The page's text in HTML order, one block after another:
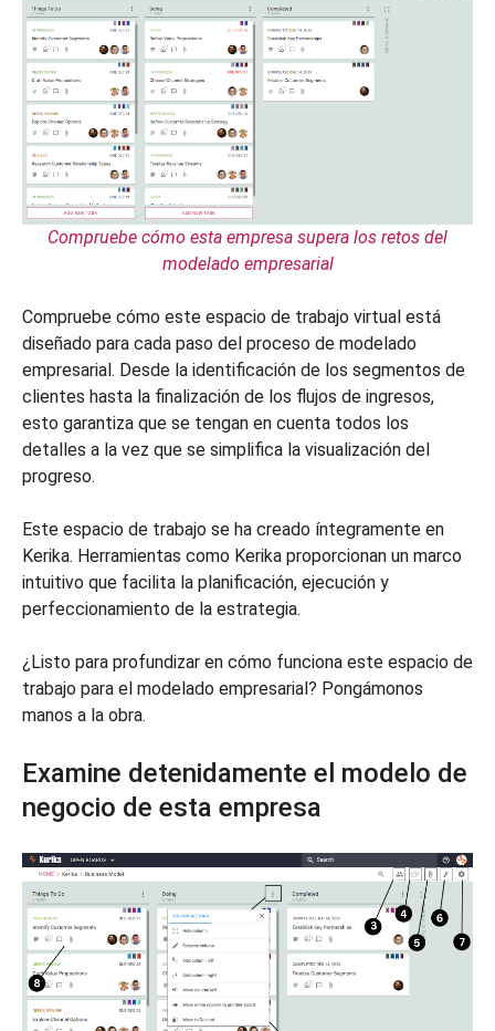
Compruebe cómo esta empresa supera los retos del
modelado empresarial
Compruebe cómo este espacio de trabajo virtual está
diseñado para cada paso del proceso de modelado
empresarial. Desde la identificación de los segmentos de
clientes hasta la finalización de los flujos de ingresos,
esto garantiza que se tengan en cuenta todos los
detalles a la vez que se simplifica la visualización del
progreso.
Este espacio de trabajo se ha creado íntegramente en
Kerika. Herramientas como Kerika proporcionan un marco
intuitivo que facilita la planificación, ejecución y
perfeccionamiento de la estrategia.
¿Listo para profundizar en cómo funciona este espacio de
trabajo para el modelado empresarial? Pongámonos
manos a la obra.
Examine detenidamente el modelo de
negocio de esta empresa